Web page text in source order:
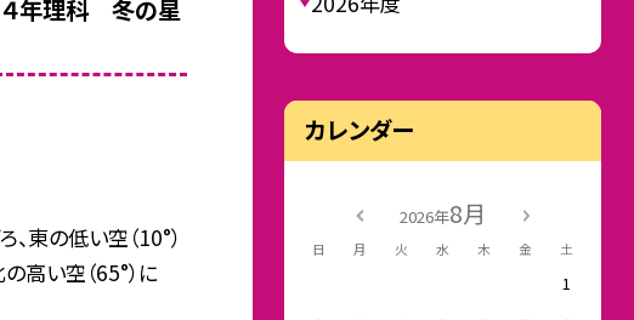
４年理科 冬の星
東の低い空（10°）
高い空（65°）に
カレンダー
2026年8月
日 月 火 水 木 金 土
1